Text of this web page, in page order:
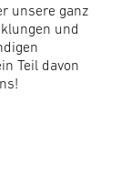
unsere ganz
und
Teil davon